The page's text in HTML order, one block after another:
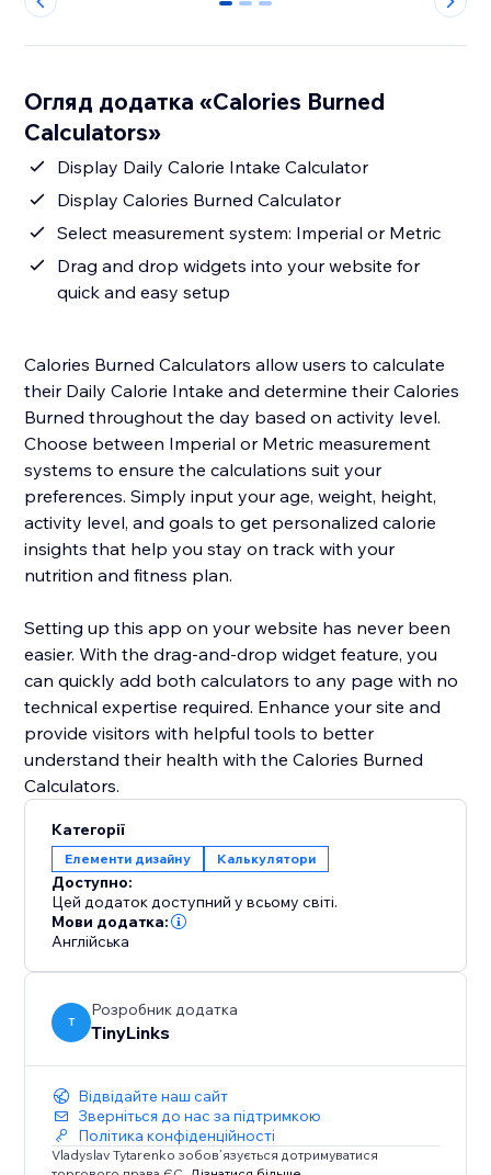
0 1 2
Огляд додатка «Calories Burned
Calculators»
Display Daily Calorie Intake Calculator
Display Calories Burned Calculator
Select measurement system: Imperial or Metric
Drag and drop widgets into your website for
quick and easy setup
Calories Burned Calculators allow users to calculate
their Daily Calorie Intake and determine their Calories
Burned throughout the day based on activity level.
Choose between Imperial or Metric measurement
systems to ensure the calculations suit your
preferences. Simply input your age, weight, height,
activity level, and goals to get personalized calorie
insights that help you stay on track with your
nutrition and fitness plan.
Setting up this app on your website has never been
easier. With the drag-and-drop widget feature, you
can quickly add both calculators to any page with no
technical expertise required. Enhance your site and
provide visitors with helpful tools to better
understand their health with the Calories Burned
Категорії
Елементи дизайну Калькулятори
Доступно:
Цей додаток доступний у всьому світі.
Мови додатка:
Англійська
T
Розробник додатка
TinyLinks
Відвідайте наш сайт
Зверніться до нас за підтримкою
Політика конфіденційності
Vladyslav Tytarenko зобов’язується дотримуватися